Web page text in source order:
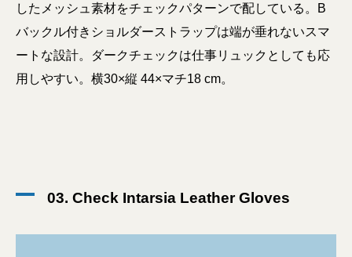
したメッシュ素材をチェックパターンで配している。B
バックル付きショルダーストラップは端が垂れないスマ
ートな設計。ダークチェックは仕事リュックとしても応
用しやすい。横30×縦 44×マチ18 cm。
03. Check Intarsia Leather Gloves